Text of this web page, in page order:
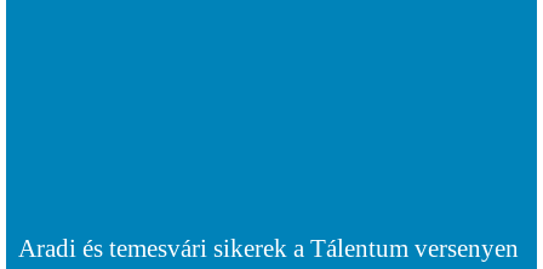
Aradi és temesvári sikerek a Tálentum versenyen